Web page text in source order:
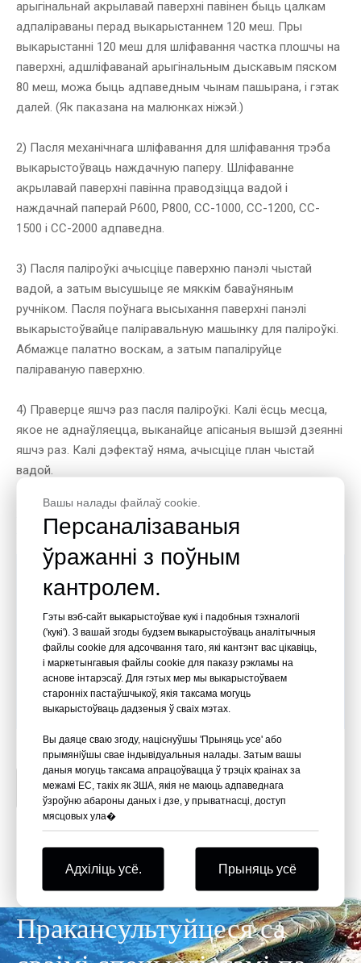
арыгінальнай акрылавай паверхні павінен быць цалкам
адпаліраваны перад выкарыстаннем 120 меш. Пры
выкарыстанні 120 меш для шліфавання частка плошчы на ​​
паверхні, адшліфаванай арыгінальным дыскавым пяском
80 меш, можа быць адпаведным чынам пашырана, і гэтак
далей. (Як паказана на малюнках ніжэй.)
2) Пасля механічнага шліфавання для шліфавання трэба
выкарыстоўваць наждачную паперу. Шліфаванне
акрылавай паверхні павінна праводзіцца вадой і
наждачнай паперай P600, P800, CC-1000, CC-1200, CC-
1500 і CC-2000 адпаведна.
3) Пасля паліроўкі ачысціце паверхню панэлі чыстай
вадой, а затым высушыце яе мяккім баваўняным
ручніком. Пасля поўнага высыхання паверхні панэлі
выкарыстоўвайце паліравальную машынку для паліроўкі.
Абмажце палатно воскам, а затым папаліруйце
паліраваную паверхню.
4) Праверце яшчэ раз пасля паліроўкі. Калі ёсць месца,
якое не аднаўляецца, выканайце апісаныя вышэй дзеянні
яшчэ раз. Калі дэфектаў няма, ачысціце план чыстай
вадой.
Напрыклад
Пракансультуйцеся са сваім экспертам Leyu
Пракансультуйцеся са
Вашы налады файлаў cookie.
Персаналізаваныя
ўражанні з поўным
кантролем.
Гэты вэб-сайт выкарыстоўвае кукі і падобныя тэхналогіі
('кукі'). З вашай згоды будзем выкарыстоўваць аналітычныя
файлы cookie для адсочвання таго, які кантэнт вас цікавіць,
і маркетынгавыя файлы cookie для паказу рэкламы на
аснове інтарэсаў. Для гэтых мер мы выкарыстоўваем
старонніх пастаўшчыкоў, якія таксама могуць
выкарыстоўваць дадзеныя ў сваіх мэтах.
Вы даяце сваю згоду, націснуўшы 'Прыняць усе' або
прымяніўшы свае індывідуальныя налады. Затым вашы
даныя могуць таксама апрацоўвацца ў трэціх краінах за
межамі ЕС, такіх як ЗША, якія не маюць адпаведнага
ўзроўню абароны даных і дзе, у прыватнасці, доступ
мясцовых ула�
Адхіліць усё. Прыняць усё